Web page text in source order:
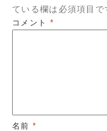
ている欄は必須項目で
コメント *
名前 *